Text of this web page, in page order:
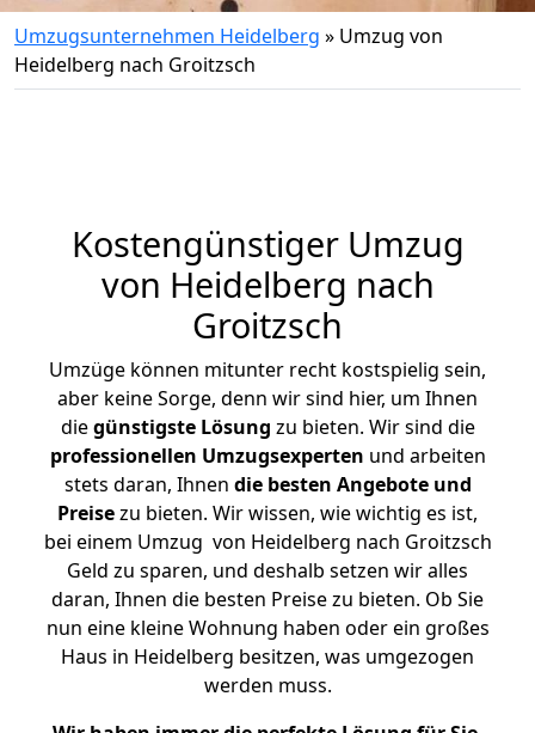
Umzugsunternehmen Heidelberg » Umzug von
Heidelberg nach Groitzsch
Kostengünstiger Umzug
von Heidelberg nach
Groitzsch
Umzüge können mitunter recht kostspielig sein,
aber keine Sorge, denn wir sind hier, um Ihnen
diegünstigste Lösung zu bieten. Wir sind die
professionellen Umzugsexperten und arbeiten
stets daran, Ihnen die besten Angebote und
Preisezu bieten. Wir wissen, wie wichtig es ist,
bei einem Umzug von Heidelberg nach Groitzsch
Geld zu sparen, und deshalb setzen wir alles
daran, Ihnen die besten Preise zu bieten. Ob Sie
nun eine kleine Wohnung haben oder ein großes
Haus in Heidelberg besitzen, was umgezogen
werden muss.